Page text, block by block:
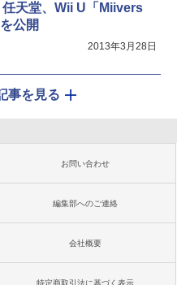
任天堂、Wii U「Miivers
公開
2013年3月28日
事を見る
お問い合わせ
編集部へのご連絡
会社概要